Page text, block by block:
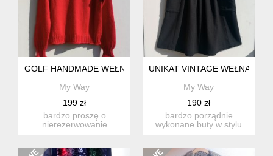
GOLF HANDMADE WEŁNA
My Way
199 zł
bardzo proszę o
nierezerwowanie
UNIKAT VINTAGE WEŁNA
My Way
190 zł
bardzo porządnie
wykonane buty w stylu